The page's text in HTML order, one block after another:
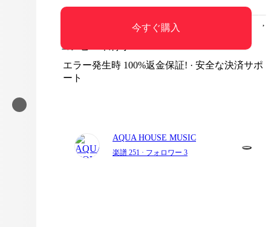
今すぐ購入
コンビニ印刷可
エラー発生時 100%返金保証! · 安全な決済サポ
ート
AQUA HOUSE MUSIC
楽譜 251 · フォロワー 3